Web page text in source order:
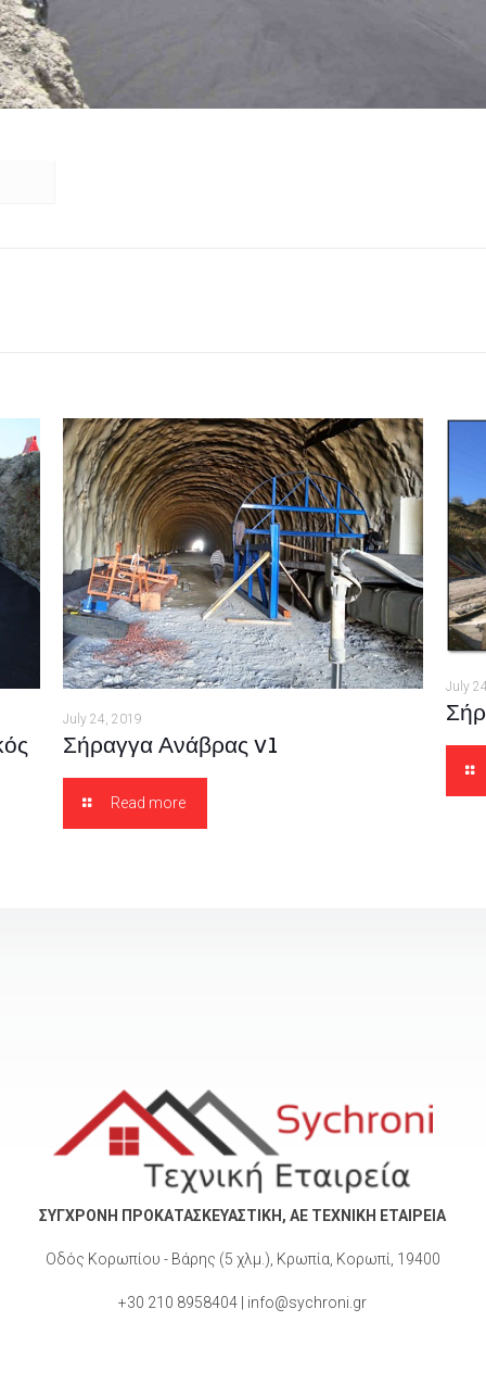
July 24, 2019
Σήραγγα Ανάβρας v1
Read more
July
ΣΥΓΧΡΟΝΗ ΠΡΟΚΑΤΑΣΚΕΥΑΣΤΙΚΗ, ΑΕ ΤΕΧΝΙΚΗ ΕΤΑΙΡΕΙΑ
Οδός Κορωπίου - Βάρης (5 χλμ.), Κρωπία, Κορωπί, 19400
+30 210 8958404 | info@sychroni.gr